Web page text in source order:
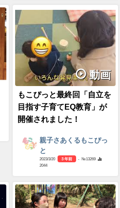
動画
もこぴっと最終回「自立を
目指す子育てEQ教育」が
開催されました！
親子さあくるもこぴっ
と
2023/3/20 3 年前
- №13269
2044